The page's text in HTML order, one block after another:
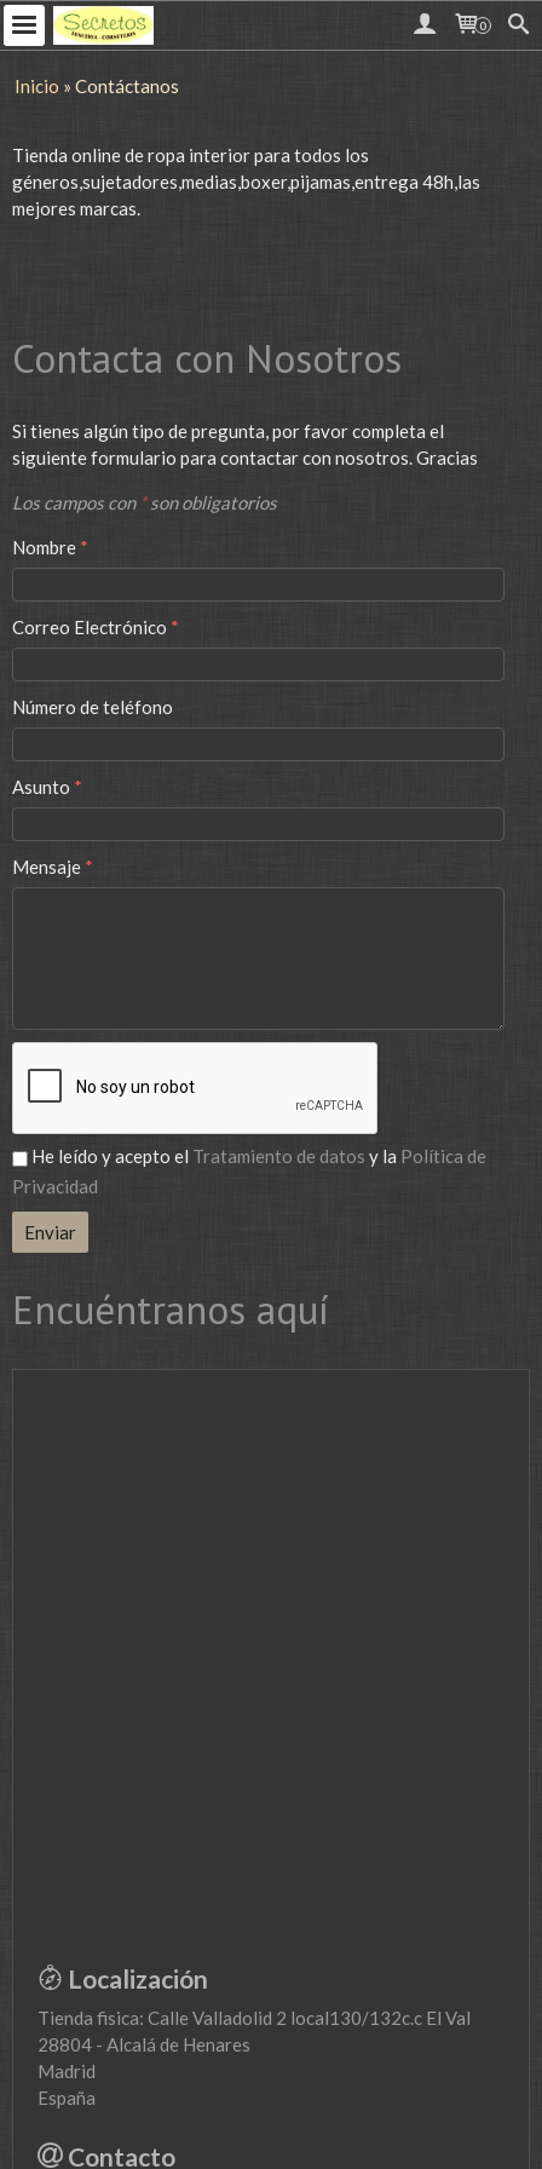
0
Inicio » Contáctanos
Tienda online de ropa interior para todos los
géneros,sujetadores,medias,boxer,pijamas,entrega 48h,las
mejores marcas.
Contacta con Nosotros
Si tienes algún tipo de pregunta, por favor completa el
siguiente formulario para contactar con nosotros. Gracias
Los campos con *son obligatorios
Nombre *
Correo Electrónico *
Número de teléfono
Asunto *
Mensaje *
He leído y acepto el Tratamiento de datos y la Política de
Privacidad
Encuéntranos aquí
Localización
Tienda fisica: Calle Valladolid 2 local130/132c.c El Val
28804 - Alcalá de Henares
Madrid
España
Contacto